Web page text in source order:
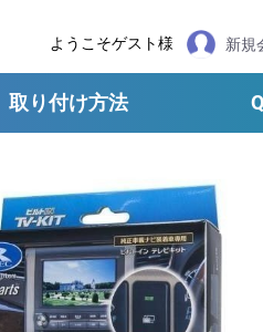
ようこそゲスト様 新規
取り付け方法